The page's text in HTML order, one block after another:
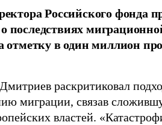
Российского фонда
отметку в один миллион
раскритиковал
миграции, связав
властей.